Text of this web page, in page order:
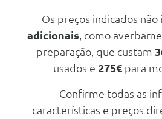
Triangulo E Estojo De Primeiros
Socorros
Personal Esim
Assistente De Conduçao
Kit Reparaçao De Pneus
Triangulo E Estojo De Primeiros
Os preços indicados não
adicionais , como
preparação, que custam
usados e 275€ para
Confirme todas as
características e preços